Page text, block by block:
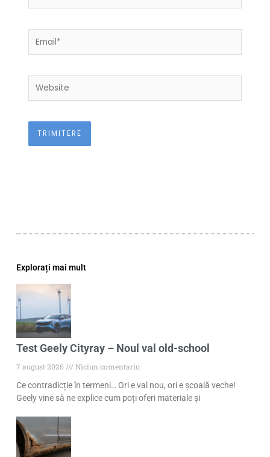
Email*
Website
Explorați mai mult
Test Geely Cityray – Noul val old-school
7 august 2026
Niciun comentariu
Ce contradicție în termeni… Ori e val nou, ori e școală veche!
Geely vine să ne explice cum poți oferi materiale și